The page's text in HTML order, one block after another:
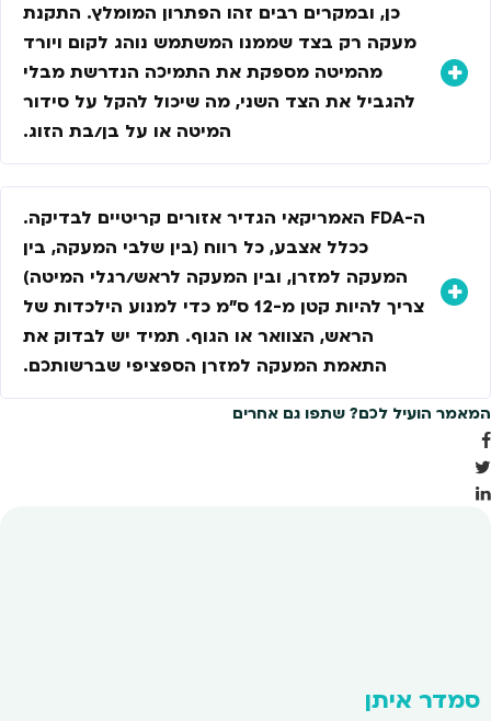
כן, ובמקרים רבים זהו הפתרון המומלץ. התקנת
מעקה רק בצד שממנו המשתמש נוהג לקום ויורד
מהמיטה מספקת את התמיכה הנדרשת מבלי
להגביל את הצד השני, מה שיכול להקל על סידור
המיטה או על בן/בת הזוג.
ה-FDA האמריקאי הגדיר אזורים קריטיים לבדיקה.
ככלל אצבע, כל רווח (בין שלבי המעקה, בין
המעקה למזרן, ובין המעקה לראש/רגלי המיטה)
צריך להיות קטן מ-12 ס"מ כדי למנוע הילכדות של
הראש, הצוואר או הגוף. תמיד יש לבדוק את
התאמת המעקה למזרן הספציפי שברשותכם.
המאמר הועיל לכם? שתפו גם אחרים
סמדר איתן